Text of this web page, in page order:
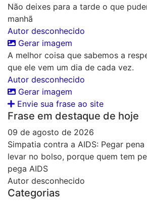
Não deixes para a tarde o que
manhã
Autor desconhecido
Gerar imagem
A melhor coisa que sabemos a
que ele vem um dia de cada vez.
Autor desconhecido
Gerar imagem
Envie sua frase ao site
Frase em destaque de hoje
09 de agosto de 2026
Simpatia contra a AIDS: Pegar
levar no bolso, porque quem tem
pega AIDS
Autor desconhecido
Categorias